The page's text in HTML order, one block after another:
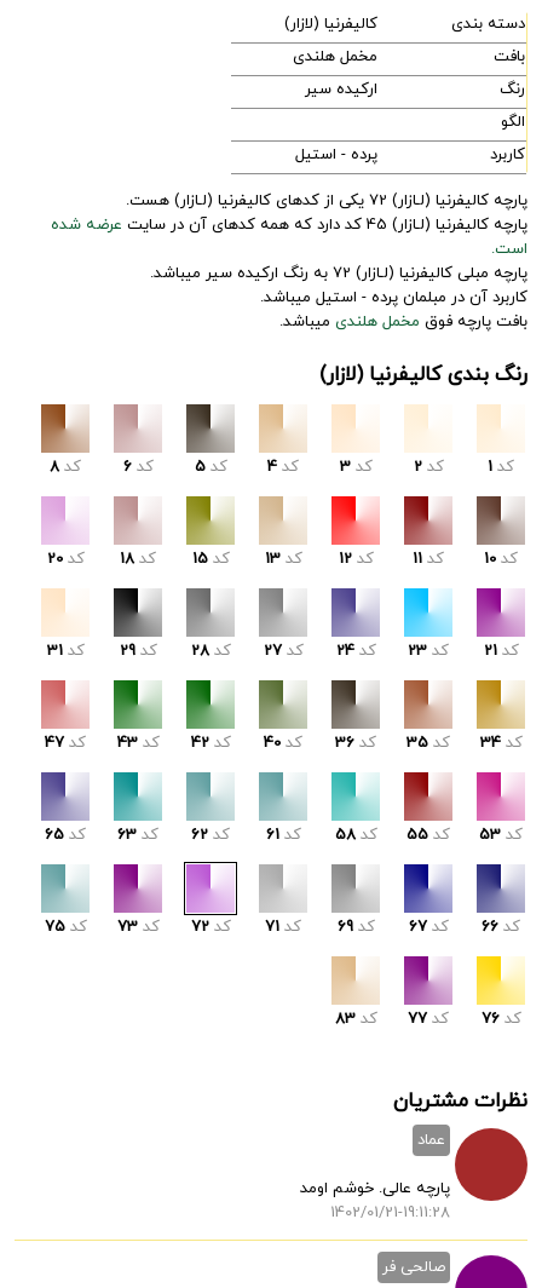
دسته بندی
کالیفرنیا (لازار)
بافت
مخمل هلندی
رنگ
ارکیده سیر
الگو
کاربرد
پرده - استیل
پارچه کالیفرنیا (لـازار) 72 یکی از کدهای کالیفرنیا (لـازار) هست.
پارچه کالیفرنیا (لـازار) 45 کد دارد که همه کدهای آن در سایت
عرضه شده
است.
پارچه مبلی کالیفرنیا (لـازار) 72 به رنگ ارکیده سیر میباشد.
کاربرد آن در مبلمان پرده - استیل میباشد.
بافت پارچه فوق مخمل هلندی میباشد.
رنگ بندی کالیفرنیا (لازار)
کد 1 کد 2 کد 3 کد 4 کد 5 کد 6 کد 8
کد 10 کد 11 کد 12 کد 13 کد 15 کد 18 کد 20
کد 21 کد 23 کد 24 کد 27 کد 28 کد 29 کد 31
کد 34 کد 35 کد 36 کد 40 کد 42 کد 43 کد 47
کد 53 کد 55 کد 58 کد 61 کد 62 کد 63 کد 65
کد 66 کد 67 کد 69 کد 71 کد 72 کد 73 کد 75
کد 76 کد 77 کد 83
نظرات مشتریان
عماد
پارچه عالی. خوشم اومد
1402/01/21-19:11:28
صالحی فر